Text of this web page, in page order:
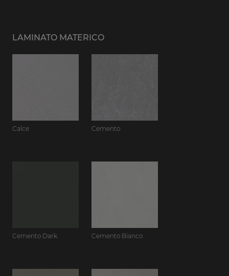
LAMINATO MATERICO
Calce Cemento
Cemento Dark Cemento Bianco